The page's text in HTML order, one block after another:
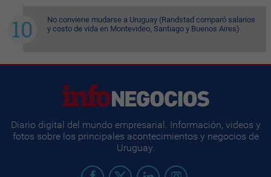
No conviene mudarse a Uruguay (Randstad comparó salarios
y costo de vida en Montevideo, Santiago y Buenos Aires)
Diario digital del mundo empresarial. Información, videos y
fotos sobre los principales acontecimientos y negocios de
Uruguay.